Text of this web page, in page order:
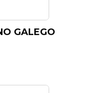
GALEGO